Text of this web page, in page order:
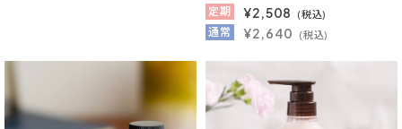
定期
¥2,508 (税込)
通常 ¥2,640 (税込)